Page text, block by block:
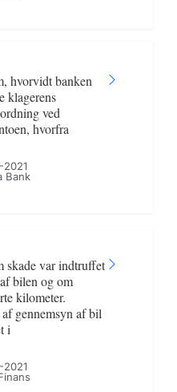
hvorvidt banken
klagerens
ved
hvorfra
Bank
skade var indtruffet
bilen og om
kilometer.
gennemsyn af bil
i